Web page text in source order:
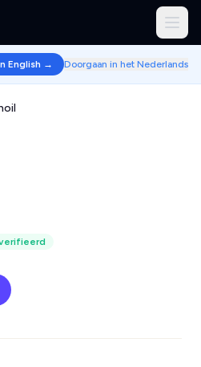
English → Doorgaan in het Nederlands